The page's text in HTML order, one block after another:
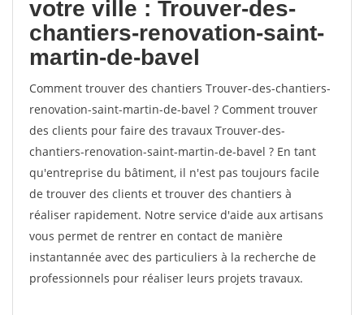
votre ville : Trouver-des-
chantiers-renovation-saint-
martin-de-bavel
Comment trouver des chantiers Trouver-des-chantiers-
renovation-saint-martin-de-bavel ? Comment trouver
des clients pour faire des travaux Trouver-des-
chantiers-renovation-saint-martin-de-bavel ? En tant
qu'entreprise du bâtiment, il n'est pas toujours facile
de trouver des clients et trouver des chantiers à
réaliser rapidement. Notre service d'aide aux artisans
vous permet de rentrer en contact de manière
instantannée avec des particuliers à la recherche de
professionnels pour réaliser leurs projets travaux.